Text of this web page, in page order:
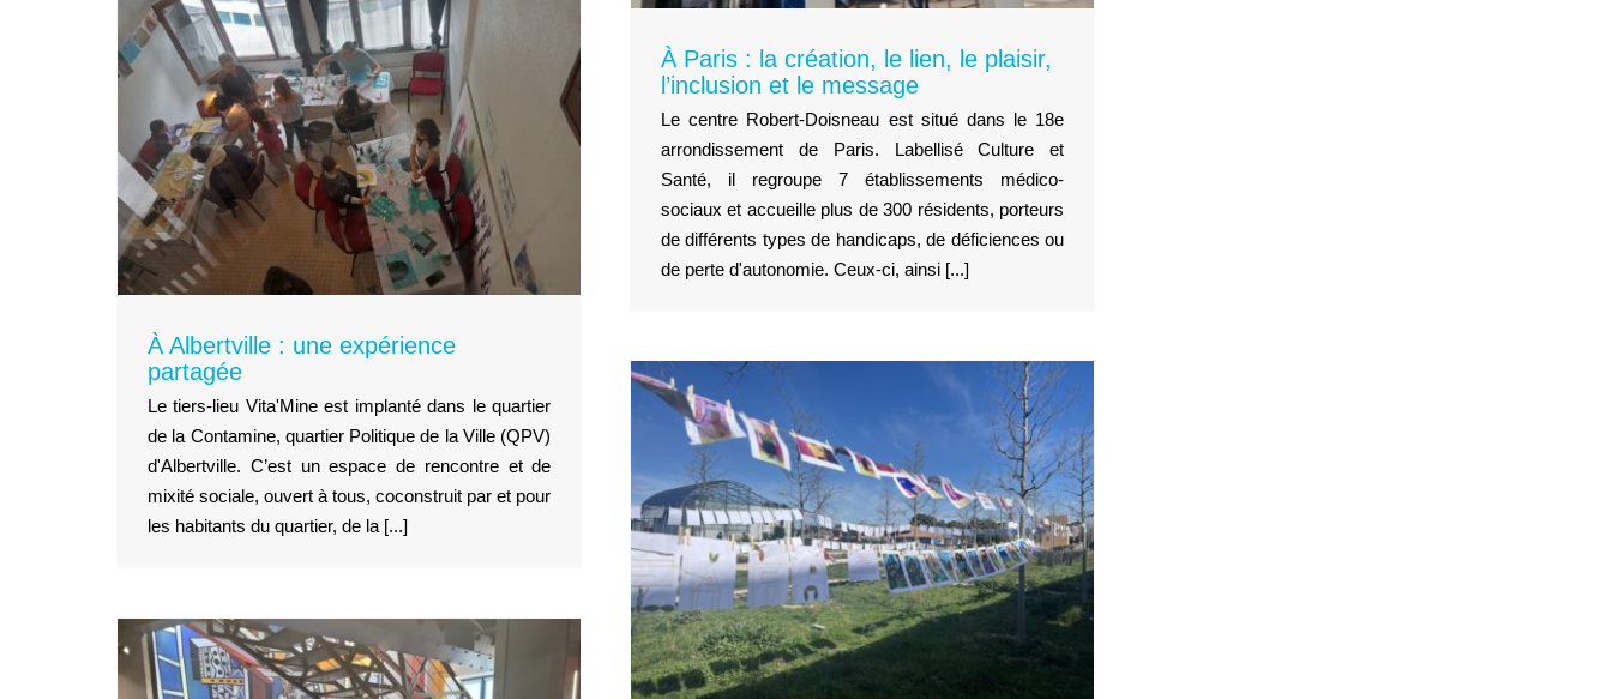
À Paris : la création, le lien, le plaisir,
l’inclusion et le message
Le centre Robert-Doisneau est situé dans le 18e
arrondissement de Paris. Labellisé Culture et
Santé, il regroupe 7 établissements médico-
sociaux et accueille plus de 300 résidents, porteurs
de différents types de handicaps, de déficiences ou
de perte d'autonomie. Ceux-ci, ainsi [...]
À Albertville : une expérience
partagée
Le tiers-lieu Vita'Mine est implanté dans le quartier
de la Contamine, quartier Politique de la Ville (QPV)
d'Albertville. C’est un espace de rencontre et de
mixité sociale, ouvert à tous, coconstruit par et pour
les habitants du quartier, de la [...]
La Grande Lessive passe aussi